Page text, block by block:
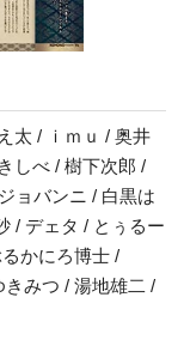
太 / ｉｍｕ / 奥井
しべ / 樹下次郎 /
ョバンニ / 白黒は
/ デェタ / とぅるー
かにろ博士 /
みつ / 湯地雄二 /